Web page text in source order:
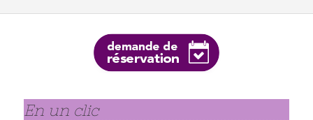
En un clic